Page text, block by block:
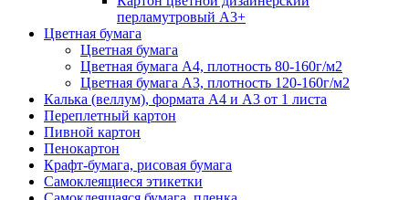
перламутровый А3+
Цветная бумага
Цветная бумага
Цветная бумага А4, плотность 80-160г/м2
Цветная бумага А3, плотность 120-160г/м2
Калька (веллум), формата А4 и А3 от 1 листа
Переплетный картон
Пивной картон
Пенокартон
Крафт-бумага, рисовая бумага
Самоклеящиеся этикетки